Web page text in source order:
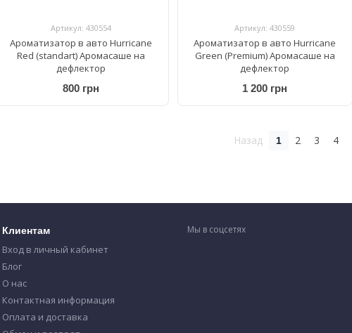
Артикул: 430554
Ароматизатор в авто Hurricane
Red (standart) Аромасаше на
дефлектор
800 грн
Артикул: 430559
Ароматизатор в авто Hurricane
Green (Premium) Аромасаше на
дефлектор
1 200 грн
Назад 1 2 3 4
Клиентам
Вход в личный кабинет
Блог
О нас
Контактная информация
Оплата и доставка
Мы в соцсетях